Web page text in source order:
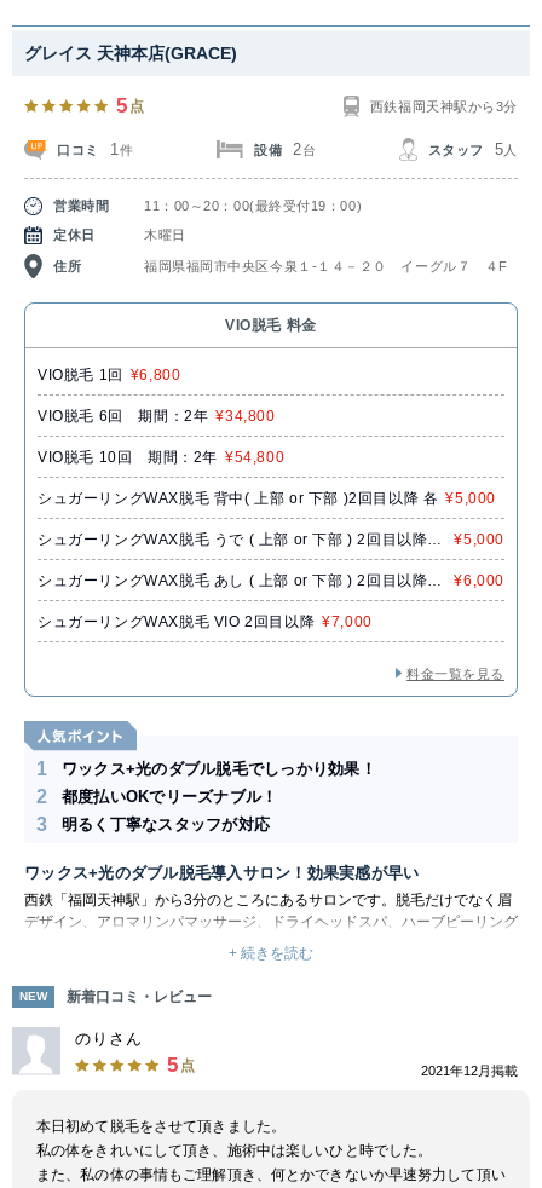
グレイス 天神本店(GRACE)
5 点 西鉄福岡天神駅から3分
口コミ 1件 設備 2台 スタッフ 5人
営業時間
11：00～20：00(最終受付19：00)
定休日
木曜日
住所 福岡県福岡市中央区今泉１-１４－２０ イーグル７ ４F
VIO脱毛 料金
VIO脱毛 1回 ¥6,800
VIO脱毛 6回 期間：2年 ¥34,800
VIO脱毛 10回 期間：2年 ¥54,800
シュガーリングWAX脱毛 背中( 上部 or 下部 )2回目以降 各 ¥5,000
シュガーリングWAX脱毛 うで ( 上部 or 下部 ) 2回目以降
各
¥5,000
シュガーリングWAX脱毛 あし ( 上部 or 下部 ) 2回目以降
各
¥6,000
シュガーリングWAX脱毛 VIO 2回目以降 ¥7,000
料金一覧を見る
1 ワックス+光のダブル脱毛でしっかり効果！
2 都度払いOKでリーズナブル！
3 明るく丁寧なスタッフが対応
ワックス+光のダブル脱毛導入サロン！効果実感が早い
西鉄「福岡天神駅」から3分のところにあるサロンです。脱毛だけでなく眉
デザイン、アロマリンパマッサージ、ドライヘッドスパ、ハーブピーリング
といったメニューも充実！日頃の疲れをアロママッサージで癒しに、月に何
度も来店するお客様も！アットホームな空間と最高のおもてなしを提供して
いるサロンです。
脱毛は、ワックスと光（SHR方式）のダブル脱毛を導入しています。スピ
ーディーにツルツルにしたい場合にはワックス脱毛、痛みの少ない施術で時
間をかけてムダ毛を減らすなら光脱毛など、お客様のご都合に合わせて選べ
るのが特徴です。
げる雰囲気です。マッサージメニューでは、凝り固まった筋肉とリンパをグ
グッとほぐして日々溜まったストレスや疲れを解消！ぜひ脱毛以外のメニュ
ーもおすすめです。
+ 続きを読む
NEW 新着口コミ・レビュー
のりさん
5 点 2021年12月掲載
本日初めて脱毛をさせて頂きました。
私の体をきれいにして頂き、施術中は楽しいひと時でした。
また、私の体の事情もご理解頂き、何とかできないか早速努力して頂い